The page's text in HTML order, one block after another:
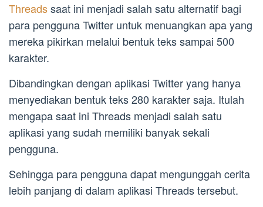
Threadssaat ini menjadi salah satu alternatif bagi
para pengguna Twitter untuk menuangkan apa yang
mereka pikirkan melalui bentuk teks sampai 500
karakter.
Dibandingkan dengan aplikasi Twitter yang hanya
menyediakan bentuk teks 280 karakter saja. Itulah
mengapa saat ini Threads menjadi salah satu
aplikasi yang sudah memiliki banyak sekali
pengguna.
Sehingga para pengguna dapat mengunggah cerita
lebih panjang di dalam aplikasi Threads tersebut.